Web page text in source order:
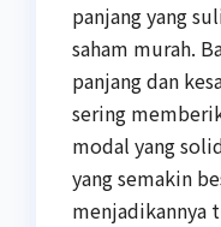
panjang yang
saham murah.
panjang dan
sering
modal yang
yang semakin
menjadikannya